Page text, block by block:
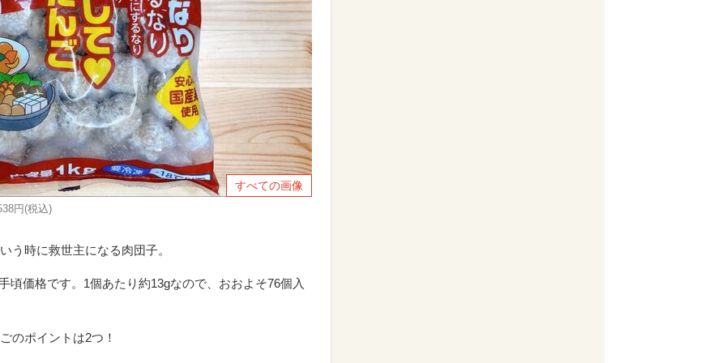
すべての画像
円(税込)
う時に救世主になる肉団子。
頃価格です。1個あたり約13gなので、おおよそ76個入
のポイントは2つ！